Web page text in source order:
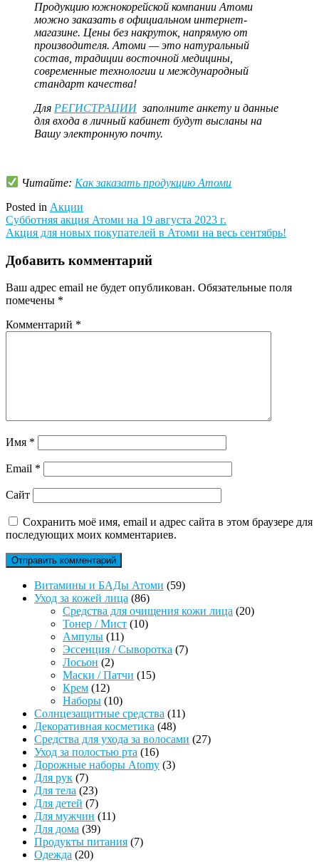
Продукцию южнокорейской компании Атоми
можно заказать в официальном интернет-
магазине. Цены без накруток, напрямую от
производителя. Атоми — это натуральный
состав, традиции восточной медицины,
современные технологии и международный
стандарт качества!
Для РЕГИСТРАЦИИзаполните анкету и данные
для входа в личный кабинет будут высланы на
Вашу электронную почту.
Читайте: Как заказать продукцию Атоми
Posted in Акции
Навигация
по
записям
Субботняя акция Атоми на 19 августа 2023 г.
Акция для новых покупателей в Атоми на весь сентябрь!
Добавить комментарий
Ваш адрес email не будет опубликован. Обязательные поля
помечены *
Комментарий *
Имя *
Email *
Сайт
Сохранить моё имя, email и адрес сайта в этом браузере для
последующих моих комментариев.
Витамины и БАДы Атоми 5959
Уход за кожей лица 8686
товаров
Средства для очищения кожи лица 2020
Тонер / Мист 1010
Ампулы 1111
товаров
Эссенция / Сыворотка 77
Лосьон 22
товара
Маски / Патчи 1515
Крем 1212
товаров
Наборы 1010
товаров
Солнцезащитные средства 1111
Декоративная косметика 4848
товаров
Средства для ухода за волосами 2727
Уход за полостью рта 1616
товаров
Дорожные наборы Atomy 33
Для рук 77
товаров
Для тела 2323
товара
Для детей 77
товаров
Для мужчин 1111
Для дома 3939
товаров
Продукты питания 77
Одежда 2020